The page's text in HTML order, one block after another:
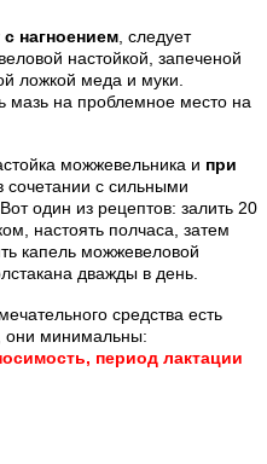
нагноением , следует
настойкой, запеченой
ложкой меда и муки.
мазь на проблемное место на
можжевельника и при
в сочетании с сильными
один из рецептов: залить 20
настоять полчаса, затем
капель можжевеловой
дважды в день.
средства есть
они минимальны:
период лактации